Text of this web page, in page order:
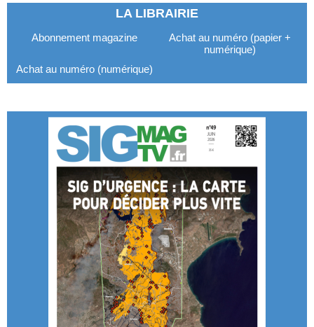
LA LIBRAIRIE
Abonnement magazine
Achat au numéro (papier +
numérique)
Achat au numéro (numérique)